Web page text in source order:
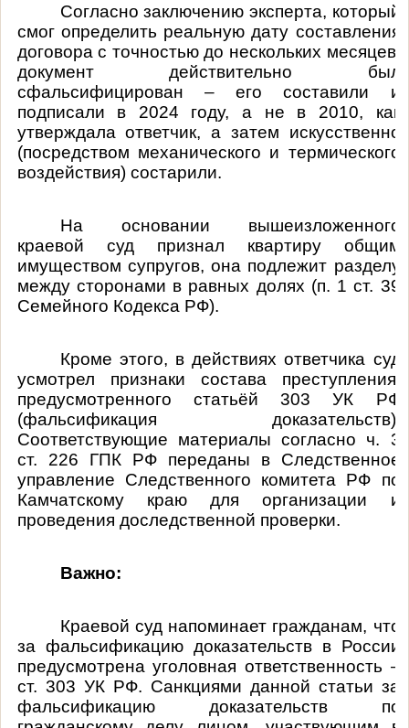
Согласно заключению эксперта, который
смог определить реальную дату составления
договора с точностью до нескольких месяцев,
документ действительно был
сфальсифицирован – его составили и
подписали в 2024 году, а не в 2010, как
утверждала ответчик, а затем искусственно
(посредством механического и термического
воздействия) состарили.
На основании вышеизложенного
краевой суд признал квартиру общим
имуществом супругов, она подлежит разделу
между сторонами в равных долях (п. 1 ст. 39
Семейного Кодекса РФ).
Кроме этого, в действиях ответчика суд
усмотрел признаки состава преступления,
предусмотренного статьёй 303 УК РФ
(фальсификация доказательств).
Соответствующие материалы согласно ч. 3
ст. 226 ГПК РФ переданы в Следственное
управление Следственного комитета РФ по
Камчатскому краю для организации и
проведения доследственной проверки.
Важно:
Краевой суд напоминает гражданам, что
за фальсификацию доказательств в России
предусмотрена уголовная ответственность –
ст. 303 УК РФ. Санкциями данной статьи за
фальсификацию доказательств по